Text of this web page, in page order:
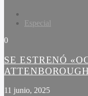
Especial
0
SE ESTRENÓ
11 junio, 2025